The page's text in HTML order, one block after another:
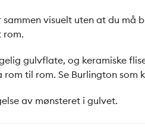
visuelt uten at du må
rom.
gulvflate, og keramiske
til rom. Se Burlington som
av mønsteret i gulvet.